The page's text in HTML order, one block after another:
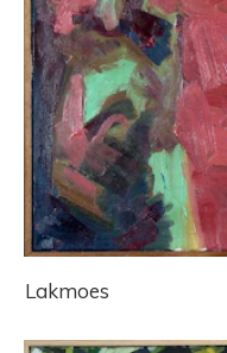
Lakmoes